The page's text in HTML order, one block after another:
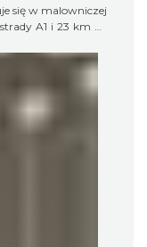
się w malowniczej
A1 i 23 km od
epoki.